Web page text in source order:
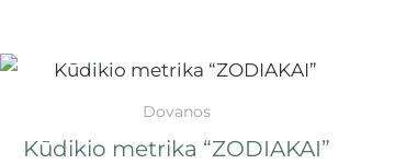
Dovanos
Kūdikio metrika “ZODIAKAI”